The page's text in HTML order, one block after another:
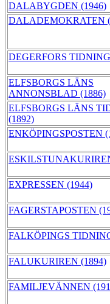
DALABYGDEN (1946)
DALADEMOKRATEN
DEGERFORS
ELFSBORGS LÄNS
ANNONSBLAD (1886)
ELFSBORGS LÄNS
(1892)
ENKÖPINGSPOSTEN
EXPRESSEN (1944)
FAGERSTAPOSTEN
FALKÖPINGS
FALUKURIREN (1894)
FAMILJEVÄNNEN